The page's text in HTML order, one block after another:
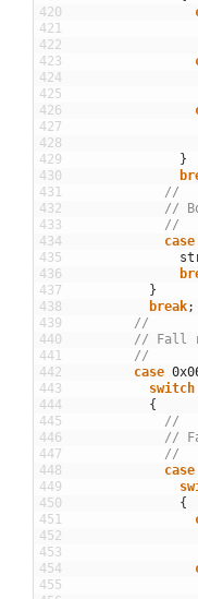
420
421
422
423
424
425
426
427
428
429
430
431
432
433
434
435
436
437
438
439
440
441
442
443
444
445
446
447
448
449
450
451
452
453
454
455
}
//
//
//
case
}
break;
//
// Fall
//
case
switch
{
//
//
//
case
{